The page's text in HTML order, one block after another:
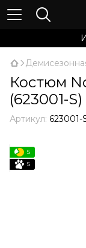
Костюм
(623001-S)
Артикул: 623001-
5
5